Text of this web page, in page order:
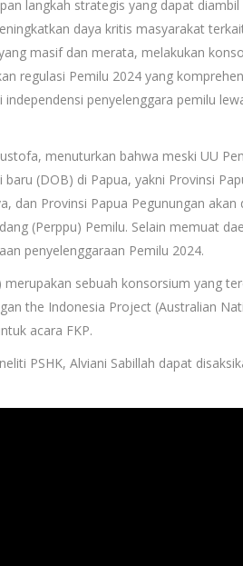
langkah strategis yang dapat
daya kritis masyarakat
masif dan merata, melakukan
regulasi Pemilu 2024 yang
penyelenggara pemilu
menuturkan bahwa meski UU
(DOB) di Papua, yakni Provinsi
dan Provinsi Papua Pegunungan
(Perppu) Pemilu. Selain memuat
penyelenggaraan Pemilu 2024.
merupakan sebuah konsorsium yang
the Indonesia Project (Australian
acara FKP.
PSHK, Alviani Sabillah dapat